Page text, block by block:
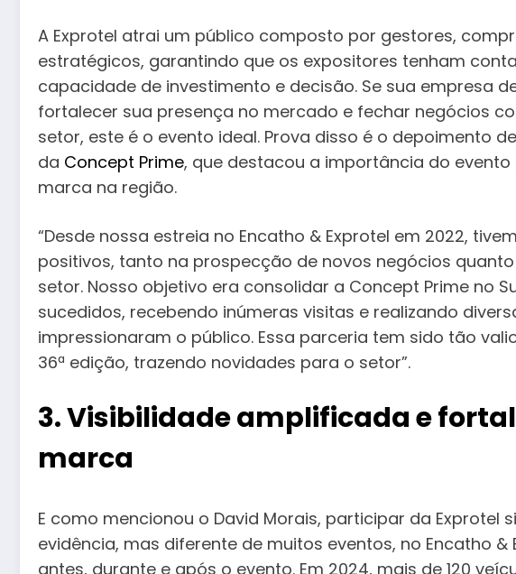
A Exprotel atrai um público composto por gestores,
estratégicos, garantindo que os expositores tenham
capacidade de investimento e decisão. Se sua empresa
fortalecer sua presença no mercado e fechar negócios
setor, este é o evento ideal. Prova disso é o depoimento
da Concept Prime, que destacou a importância do
marca na região.
“Desde nossa estreia no Encatho & Exprotel em 2022,
positivos, tanto na prospecção de novos negócios
setor. Nosso objetivo era consolidar a Concept Prime no
sucedidos, recebendo inúmeras visitas e realizando
impressionaram o público. Essa parceria tem sido tão
36ª edição, trazendo novidades para o setor”.
3. Visibilidade amplificada e
marca
E como mencionou o David Morais, participar da Exprotel
evidência, mas diferente de muitos eventos, no Encatho
antes, durante e após o evento. Em 2024, mais de 120